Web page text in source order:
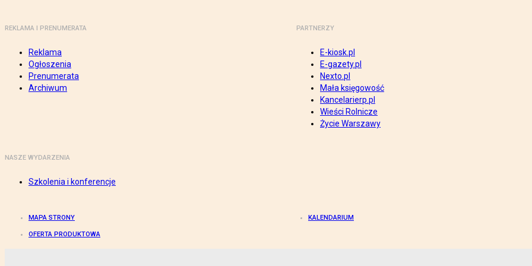
REKLAMA I PRENUMERATA
Reklama
Ogłoszenia
Prenumerata
Archiwum
PARTNERZY
E-kiosk.pl
E-gazety.pl
Nexto.pl
Mała księgowość
Kancelarierp.pl
Wieści Rolnicze
Życie Warszawy
NASZE WYDARZENIA
Szkolenia i konferencje
MAPA STRONY KALENDARIUM
OFERTA PRODUKTOWA